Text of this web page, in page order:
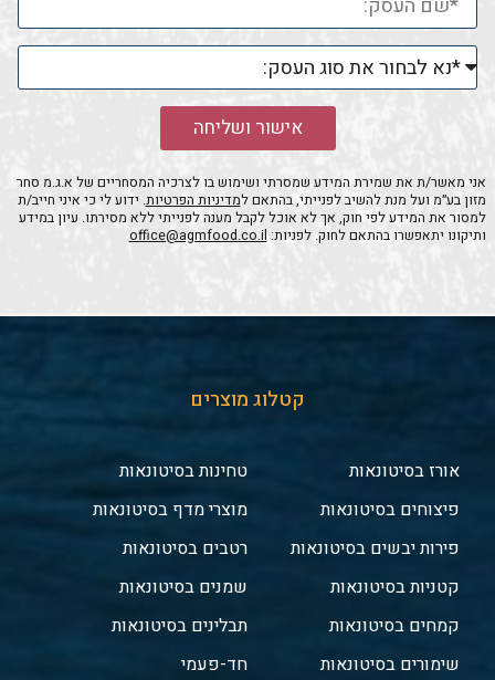
אישור ושליחה
אני מאשר/ת את שמירת המידע שמסרתי ושימוש בו לצרכיה המסחריים של א.ג.מ סחר
מזון בע״מ ועל מנת להשיב לפנייתי, בהתאם למדיניות הפרטיות. ידוע לי כי איני חייב/ת
למסור את המידע לפי חוק, אך לא אוכל לקבל מענה לפנייתי ללא מסירתו. עיון במידע
ותיקונו יתאפשרו בהתאם לחוק. לפניות: office@agmfood.co.il
קטלוג מוצרים
אורז בסיטונאות
פיצוחים בסיטונאות
פירות יבשים בסיטונאות
קטניות בסיטונאות
קמחים בסיטונאות
שימורים בסיטונאות
טחינות בסיטונאות
מוצרי מדף בסיטונאות
רטבים בסיטונאות
שמנים בסיטונאות
תבלינים בסיטונאות
חד-פעמי